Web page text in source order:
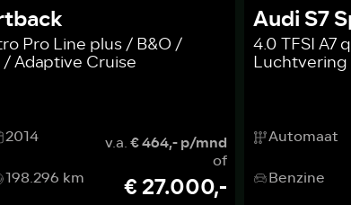
Pro Line plus / B&O /
Adaptive Cruise
2014
198.296 km
v.a.€ 464,- p/mnd
of
€ 27.000,-
Audi S7
4.0 TFSI A7
Luchtvering
Automaat
Benzine